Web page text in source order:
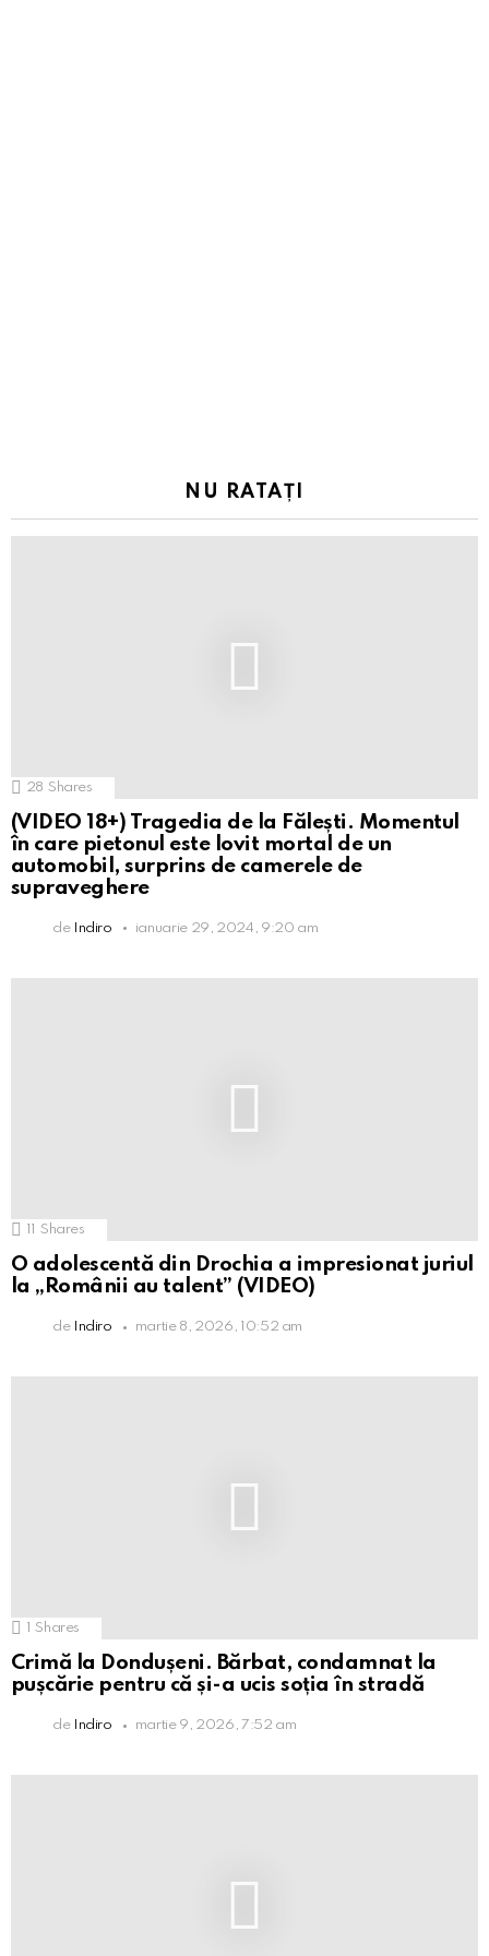
NU RATAȚI
28 Shares
(VIDEO 18+) Tragedia de la Fălești. Momentul
în care pietonul este lovit mortal de un
automobil, surprins de camerele de
supraveghere
de Indiro ianuarie 29, 2024, 9:20 am
Shares
O adolescentă din Drochia a impresionat juriul
la „Românii au talent” (VIDEO)
de Indiro martie 8, 2026, 10:52 am
Shares
Crimă la Dondușeni. Bărbat, condamnat la
pușcărie pentru că și-a ucis soția în stradă
de Indiro martie 9, 2026, 7:52 am